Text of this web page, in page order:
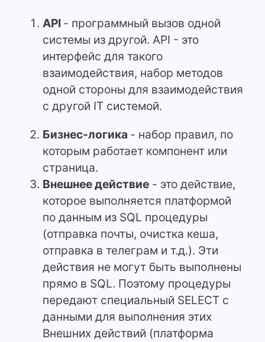
API - программный вызов одной
системы из другой. API - это
интерфейс для такого
взаимодействия, набор методов
одной стороны для взаимодействия
с другой IT системой.
Бизнес-логика - набор правил, по
которым работает компонент или
страница.
Внешнее действие - это действие,
которое выполняется платформой
по данным из SQL процедуры
(отправка почты, очистка кеша,
отправка в телеграм и т.д.). Эти
действия не могут быть выполнены
прямо в SQL. Поэтому процедуры
передают специальный SELECT с
данными для выполнения этих
Внешних действий (платформа